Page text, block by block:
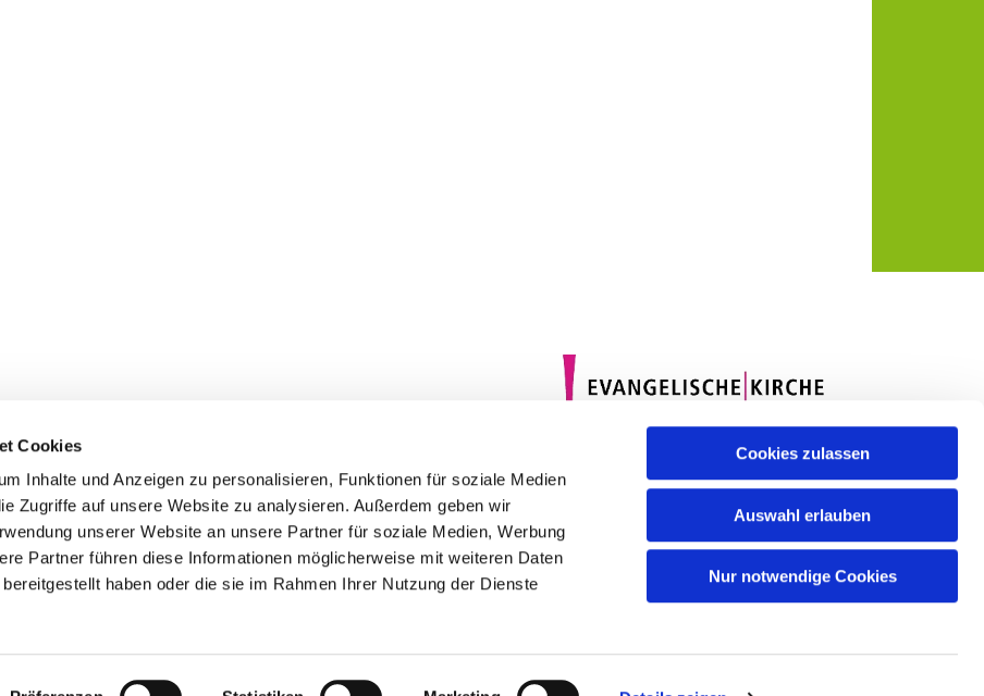
Cookies
Inhalte und Anzeigen zu personalisieren, Funktionen für soziale Medien
Zugriffe auf unsere Website zu analysieren. Außerdem geben wir
unserer Website an unsere Partner für soziale Medien, Werbung
Partner führen diese Informationen möglicherweise mit weiteren Daten
haben oder die sie im Rahmen Ihrer Nutzung der Dienste
Cookies zulassen
Auswahl erlauben
Nur notwendige Cookies